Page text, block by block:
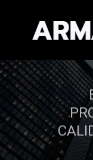
clientes